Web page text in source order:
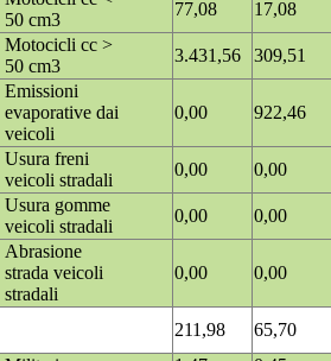
50 cm3
77,08
17,08
Motocicli cc >
50 cm3
3.431,56
309,51
Emissioni
evaporative dai
veicoli
0,00 922,46
Usura freni
veicoli stradali
0,00
0,00
Usura gomme
veicoli stradali
0,00
0,00
Abrasione
strada veicoli
stradali
0,00 0,00
211,98
65,70